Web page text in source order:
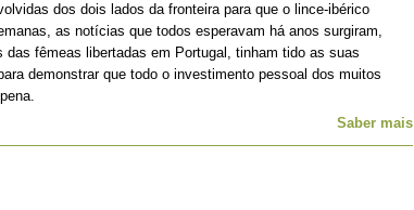
dos dois lados da fronteira para que o lince-ibérico
as notícias que todos esperavam há anos surgiram,
das fêmeas libertadas em Portugal, tinham tido as suas
demonstrar que todo o investimento pessoal dos muitos
Saber mais